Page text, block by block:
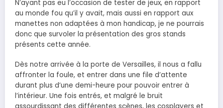
N’ayant pas eu l’occasion de tester de jeux, en rapport
au monde fou qu’il y avait, mais aussi en rapport aux
manettes non adaptées à mon handicap, je ne pourrais
donc que survoler la présentation des gros stands
présents cette année.
Dès notre arrivée à la porte de Versailles, il nous a fallu
affronter la foule, et entrer dans une file d’attente
durant plus d’une demi-heure pour pouvoir entrer à
l’intérieur. Une fois entrés, et malgré le bruit